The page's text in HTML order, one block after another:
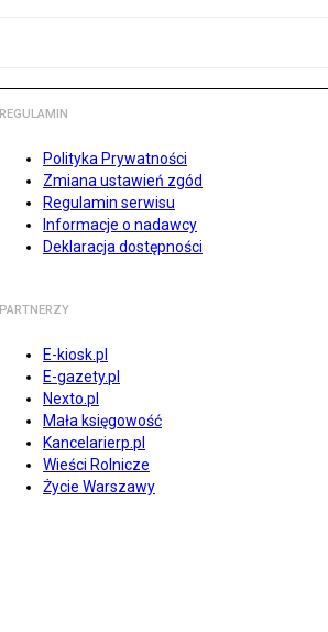
REGULAMIN
Polityka Prywatności
Zmiana ustawień zgód
Regulamin serwisu
Informacje o nadawcy
Deklaracja dostępności
PARTNERZY
E-kiosk.pl
E-gazety.pl
Nexto.pl
Mała księgowość
Kancelarierp.pl
Wieści Rolnicze
Życie Warszawy